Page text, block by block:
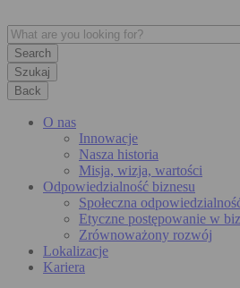
Szukaj
Back
O nas
Innowacje
Nasza historia
Misja, wizja, wartości
Odpowiedzialność biznesu
Społeczna
Etyczne postępowanie w
Zrównoważony rozwój
Lokalizacje
Kariera